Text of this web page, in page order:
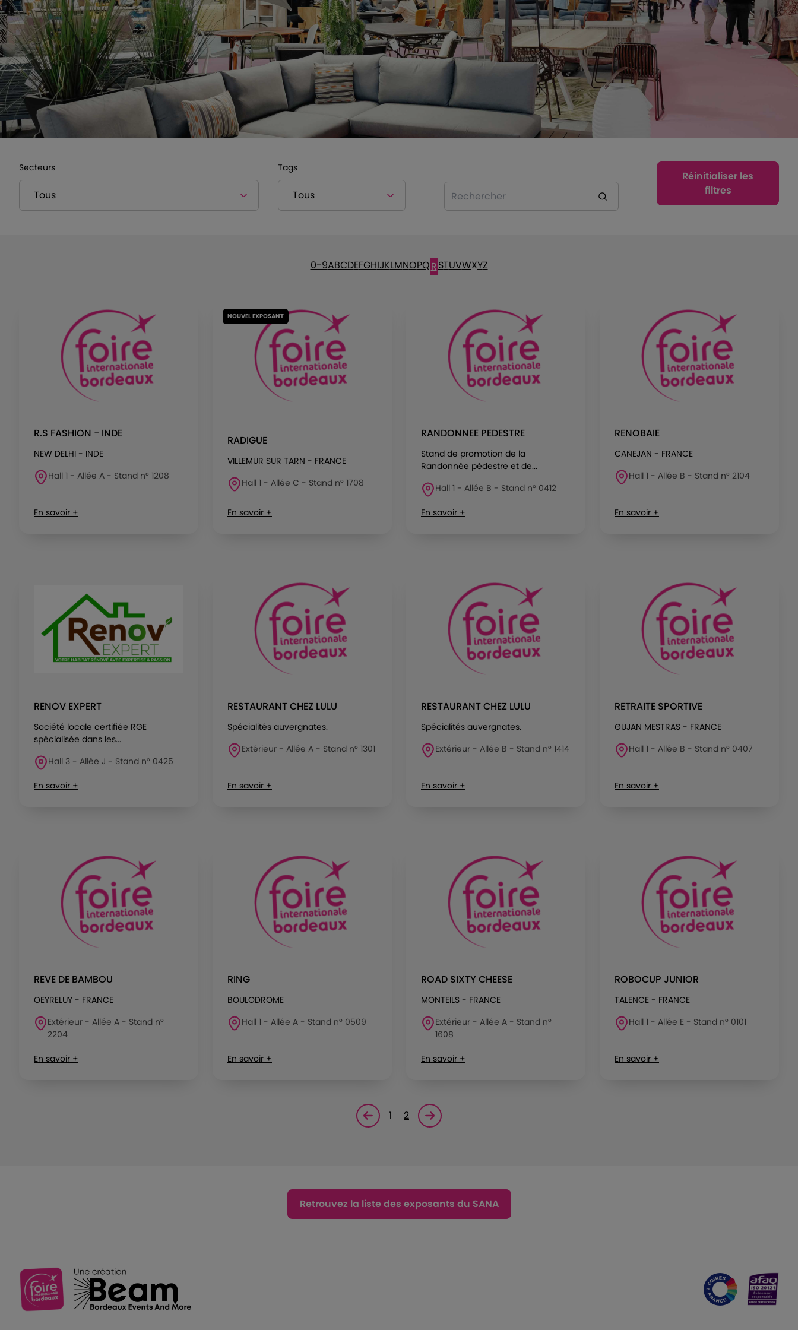
Secteurs Tags
Rechercher
Réinitialiser les
filtres
0-9ABCDEFGHIJKLMNOPQRSTUVWXYZ
R.S FASHION - INDE
NEW DELHI - INDE
Hall 1 - Allée A - Stand n° 1208
En savoir +
NOUVEL EXPOSANT
RADIGUE
VILLEMUR SUR TARN - FRANCE
Hall 1 - Allée C - Stand n° 1708
En savoir +
RANDONNEE PEDESTRE
Stand de promotion de la
Randonnée pédestre et de...
Hall 1 - Allée B - Stand n° 0412
En savoir +
RENOBAIE
CANEJAN - FRANCE
Hall 1 - Allée B - Stand n° 2104
En savoir +
RENOV EXPERT
Société locale certifiée RGE
spécialisée dans les...
Hall 3 - Allée J - Stand n° 0425
En savoir +
RESTAURANT CHEZ LULU
Spécialités auvergnates.
Extérieur - Allée A - Stand n° 1301
En savoir +
RESTAURANT CHEZ LULU
Spécialités auvergnates.
Extérieur - Allée B - Stand n° 1414
En savoir +
RETRAITE SPORTIVE
GUJAN MESTRAS - FRANCE
Hall 1 - Allée B - Stand n° 0407
En savoir +
REVE DE BAMBOU
OEYRELUY - FRANCE
Extérieur - Allée A - Stand n°
2204
En savoir +
RING
BOULODROME
Hall 1 - Allée A - Stand n° 0509
En savoir +
ROAD SIXTY CHEESE
MONTEILS - FRANCE
Extérieur - Allée A - Stand n°
1608
En savoir +
ROBOCUP JUNIOR
TALENCE - FRANCE
Hall 1 - Allée E - Stand n° 0101
En savoir +
Page précédente
1 2 Page suivante<
Retrouvez la liste des exposants du SANA